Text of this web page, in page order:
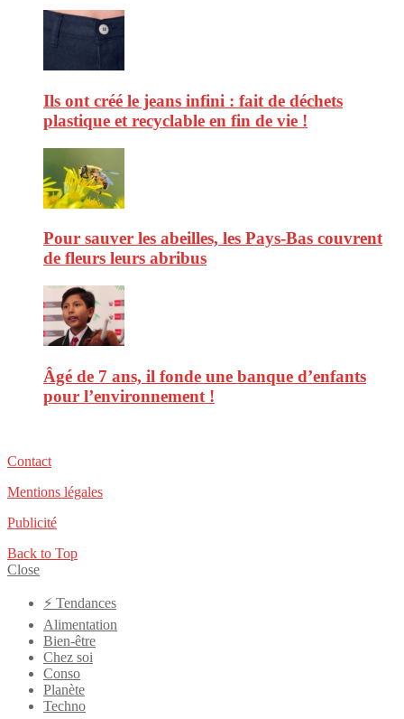
Ils ont créé le jeans infini : fait de déchets
plastique et recyclable en fin de vie !
Pour sauver les abeilles, les Pays-Bas couvrent
de fleurs leurs abribus
Âgé de 7 ans, il fonde une banque d’enfants
pour l’environnement !
Contact
Mentions légales
Publicité
Back to Top
Close
⚡️ Tendances
Alimentation
Bien-être
Chez soi
Conso
Planète
Techno